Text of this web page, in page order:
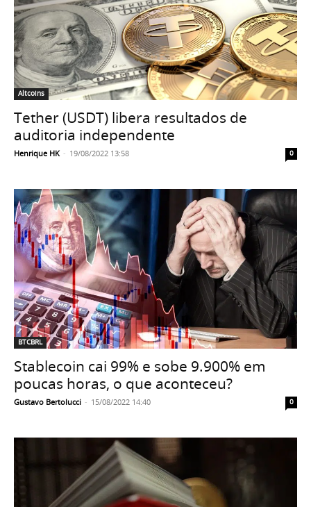
Altcoins
Tether (USDT) libera resultados de
auditoria independente
Henrique HK - 19/08/2022 13:58 0
BTCBRL
Stablecoin cai 99% e sobe 9.900% em
poucas horas, o que aconteceu?
Gustavo Bertolucci - 15/08/2022 14:40 0